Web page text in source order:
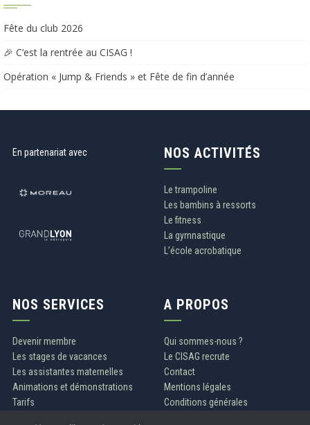
Fête du club 2026
🎉 C’est la rentrée au CISAG !
Opération « Jump & Friends » et Fête de fin d’année​​
En partenariat avec NOS ACTIVITÉS
Le trampoline
Les bambins à ressorts
Le fitness
La gymnastique
L’école acrobatique
NOS SERVICES
Devenir membre
Les stages de vacances
Les assistantes maternelles
Animations et démonstrations
Tarifs
A PROPOS
Qui sommes-nous ?
Le CISAG recrute
Contact
Mentions légales
Conditions générales